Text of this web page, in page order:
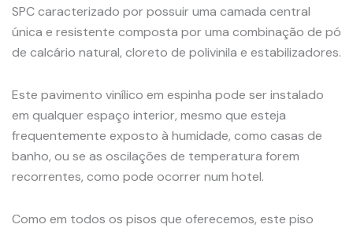
SPC caracterizado por possuir uma camada central
única e resistente composta por uma combinação de pó
de calcário natural, cloreto de polivinila e estabilizadores.
Este pavimento vinílico em espinha pode ser instalado
em qualquer espaço interior, mesmo que esteja
frequentemente exposto à humidade, como casas de
banho, ou se as oscilações de temperatura forem
recorrentes, como pode ocorrer num hotel.
Como em todos os pisos que oferecemos, este piso